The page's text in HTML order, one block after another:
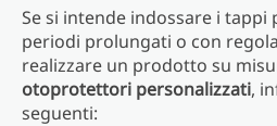
Se si intende indossare i tappi
periodi prolungati o con
realizzare un prodotto su
otoprotettori personalizzati,
seguenti: